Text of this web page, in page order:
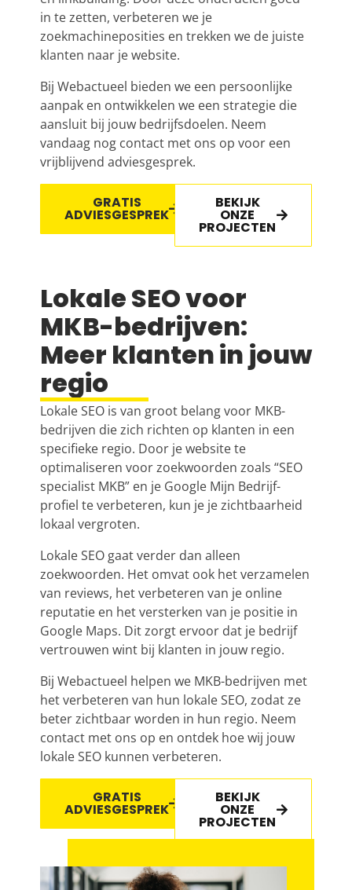
in te zetten, verbeteren we je
zoekmachineposities en trekken we de juiste
klanten naar je website.
Bij Webactueel bieden we een persoonlijke
aanpak en ontwikkelen we een strategie die
aansluit bij jouw bedrijfsdoelen. Neem
vandaag nog contact met ons op voor een
vrijblijvend adviesgesprek.
GRATIS
ADVIESGESPREK
BEKIJK
ONZE
PROJECTEN
Lokale SEO voor
MKB-bedrijven:
Meer klanten in jouw
regio
Lokale SEO is van groot belang voor MKB-
bedrijven die zich richten op klanten in een
specifieke regio. Door je website te
optimaliseren voor zoekwoorden zoals “SEO
specialist MKB” en je Google Mijn Bedrijf-
profiel te verbeteren, kun je je zichtbaarheid
lokaal vergroten.
Lokale SEO gaat verder dan alleen
zoekwoorden. Het omvat ook het verzamelen
van reviews, het verbeteren van je online
reputatie en het versterken van je positie in
Google Maps. Dit zorgt ervoor dat je bedrijf
vertrouwen wint bij klanten in jouw regio.
Bij Webactueel helpen we MKB-bedrijven met
het verbeteren van hun lokale SEO, zodat ze
beter zichtbaar worden in hun regio. Neem
contact met ons op en ontdek hoe wij jouw
lokale SEO kunnen verbeteren.
GRATIS
ADVIESGESPREK
BEKIJK
ONZE
PROJECTEN